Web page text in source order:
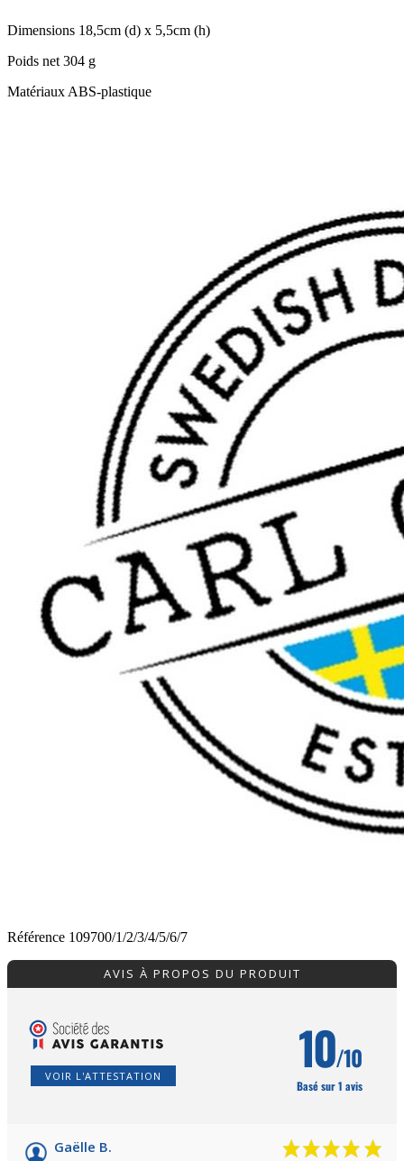
Dimensions 18,5cm (d) x 5,5cm (h)
Poids net 304 g
Matériaux ABS-plastique
Référence 109700/1/2/3/4/5/6/7
AVIS À PROPOS DU PRODUIT
VOIR L'ATTESTATION 10/10
Basé sur 1 avis
Gaëlle B.